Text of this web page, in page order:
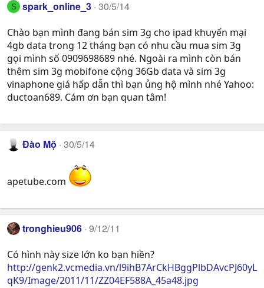
S spark_online_3 30/5/14
Chào bạn mình đang bán sim 3g cho ipad khuyến mại
4gb data trong 12 tháng bạn có nhu cầu mua sim 3g
gọi mình số 0909698689 nhé. Ngoài ra mình còn bán
thêm sim 3g mobifone cộng 36Gb data và sim 3g
vinaphone giá hấp dẫn thì bạn ủng hộ mình nhé Yahoo:
ductoan689. Cám ơn bạn quan tâm!
Đào Mộ 30/5/14
apetube.com
tronghieu906 9/12/11
Có hình này size lớn ko bạn hiền?
http://genk2.vcmedia.vn/l9ihB7ArCkHBggPlbDAvcPJ60yL
qK9/Image/2011/11/ZZ04EF588A_45a48.jpg